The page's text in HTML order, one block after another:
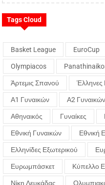
Tags Cloud
Basket League EuroCup
Olympiacos
Άρτεμις Σπανού Έλληνες
Α1 Γυναικών Α2 Γυναικών
Αθηναικός Γυναίκες
Εθνική Γυναικών Εθνική
Ελληνίδες Εξωτερικού
Ευρωμπάσκετ Κύπελλο
Νίκη Λευκάδας